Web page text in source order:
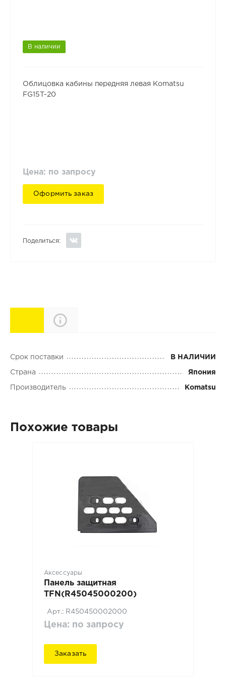
В наличии
Облицовка кабины передняя левая Komatsu
FG15T-20
Цена: по запросу
Оформить заказ
Поделиться:
Характеристики
Срок поставки В НАЛИЧИИ
Страна Япония
Производитель Komatsu
Похожие товары
Аксессуары
Панель защитная
TFN(R45045000200)
Арт.: R450450002000
Цена: по запросу
Заказать